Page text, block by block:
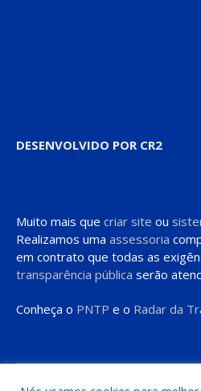
DESENVOLVIDO POR CR2
Muito mais que criar site ou
Realizamos uma assessoria
em contrato que todas as
transparência pública serão
Conheça o PNTP e o Radar da
Todos os direitos